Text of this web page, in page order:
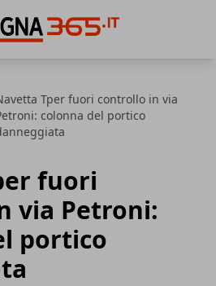
Tper fuori controllo in via
colonna del portico
fuori
via Petroni:
portico